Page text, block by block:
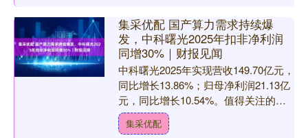
集采优配 国产算力需求持续爆
发，中科曙光2025年扣非净利润
同增30%｜财报见闻
中科曙光2025年实现营收149.70亿元，
同比增长13.86%；归母净利润21.13亿
元，同比增长10.54%。值得关注的
是，扣非净利润达17.85亿元，同比....
集采优配